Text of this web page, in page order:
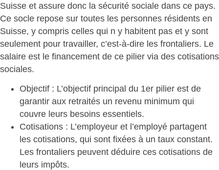
Suisse et assure donc la sécurité sociale dans ce pays.
Ce socle repose sur toutes les personnes résidents en
Suisse, y compris celles qui n y habitent pas et y sont
seulement pour travailler, c’est-à-dire les frontaliers. Le
salaire est le financement de ce pilier via des cotisations
sociales.
Objectif : L’objectif principal du 1er pilier est de
garantir aux retraités un revenu minimum qui
couvre leurs besoins essentiels.
Cotisations : L’employeur et l’employé partagent
les cotisations, qui sont fixées à un taux constant.
Les frontaliers peuvent déduire ces cotisations de
leurs impôts.